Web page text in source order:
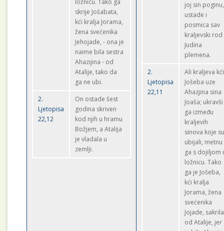
ložnicu. Tako ga
skrije Jošabata,
kći kralja Jorama,
žena svećenika
Jehojade, - ona je
naime bila sestra
Ahazijina - od
Atalije, tako da
ga ne ubi.
2.
Ljetopisa
22,12
On ostade šest
godina skriven
kod njih u hramu
Božjem, a Atalija
je vladala u
zemlji.
joj sin poginu,
ustade i
posmica sav
kraljevski rod
Judina
plemena.
2.
Ljetopisa
22,11
Ali kraljeva kći
Jošeba uze
Ahazjina sina
Joaša; ukravši
ga između
kraljevih
sinova koje
ubijali, metnu
ga s dojiljom
ložnicu. Tako
ga je Jošeba,
kći kralja
Jorama, žena
svećenika
Jojade, sakrila
od Atalije, jer